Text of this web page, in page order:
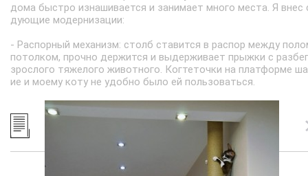
дома быстро изнашивается и занимает много места. Я внес
дующие модернизации:
- Распорный механизм: столб ставится в распор между
потолком, прочно держится и выдерживает прыжки с
зрослого тяжелого животного. Когтеточки на платформе
ие и моему коту не удобно было ей пользоваться.